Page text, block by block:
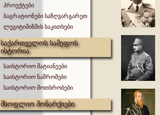
პროექტები
ბაგრატიონები საზღვარგარეთ
ლეგიტიმიზმის საკითხები
საქართველოს სამეფოს
ისტორია
საისტორიო მატიანეები
საისტორიო ნაშრომები
საისტორიო მოთხრობები
მსოფლიო მონარქიები